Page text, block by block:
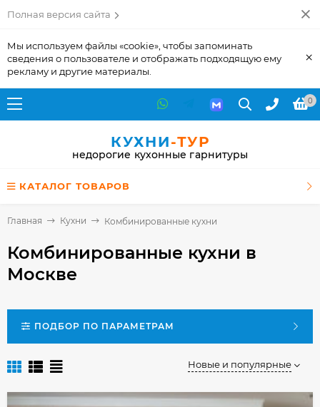
Полная версия сайта
Мы используем файлы «cookie», чтобы запоминать
сведения о пользователе и отображать подходящую ему
рекламу и другие материалы.
×
0
КУХНИ-ТУР
недорогие кухонные гарнитуры
КАТАЛОГ ТОВАРОВ
Главная Кухни Комбинированные кухни
Комбинированные кухни в
Москве
ПОДБОР ПО ПАРАМЕТРАМ
Новые и популярные